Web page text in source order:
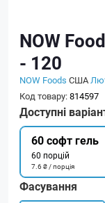
NOW
- 120
NOW Foods США
Код товару:814597
Доступні
60 софт гель
60 порцій
7.6 ₴ / порція
Фасування